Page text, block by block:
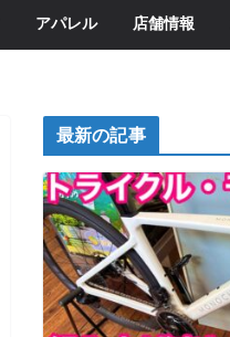
アパレル 店舗情報
最新の記事